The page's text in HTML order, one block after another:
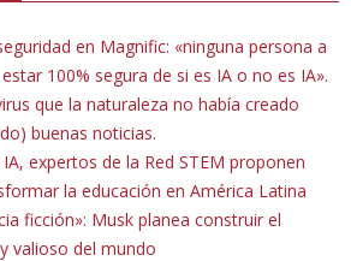
en Magnific: «ninguna persona a
100% segura de si es IA o no es IA».
que la naturaleza no había creado
buenas noticias.
expertos de la Red STEM proponen
la educación en América Latina
ficción»: Musk planea construir el
valioso del mundo